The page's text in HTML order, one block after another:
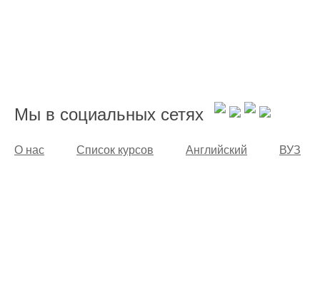
Мы в социальных сетях
О нас Список курсов Английский ВУЗ